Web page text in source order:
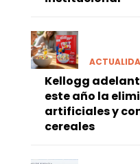
Kellogg
este año la
artificiales y
cereales